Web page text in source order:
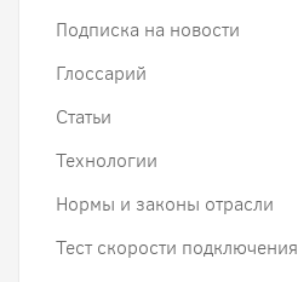
Подписка на новости
Глоссарий
Статьи
Технологии
Нормы и законы отрасли
Тест скорости подключения